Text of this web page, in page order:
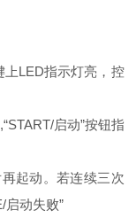
LED指示灯亮，控
启动”按钮指
起动。若连续三次
启动失败”